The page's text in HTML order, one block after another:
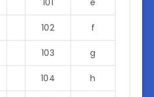
101 e
102 f
103 g
104 h